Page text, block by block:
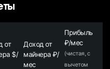
от
$/
Доход от
майнера ₽/
мес
Прибыль
₽/мес
(чистая, с
вычетом